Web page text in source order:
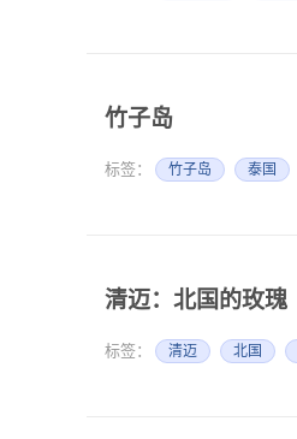
竹子岛
标签： 竹子岛 泰国
清迈：北国的玫瑰
标签： 清迈 北国